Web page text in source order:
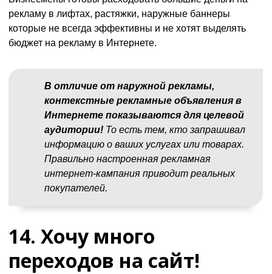
рекламу в лифтах, растяжки, наружные баннеры
которые не всегда эффективны и не хотят выделять
бюджет на рекламу в Интернете.
В отличие от наружной рекламы,
контекстные рекламные объявления в
Интернете показываются для целевой
аудитории! То есть тем, кто запрашивал
информацию о ваших услугах или товарах.
Правильно настроенная рекламная
интернет-кампания приводит реальных
покупателей.
14. Хочу много
переходов на сайт!